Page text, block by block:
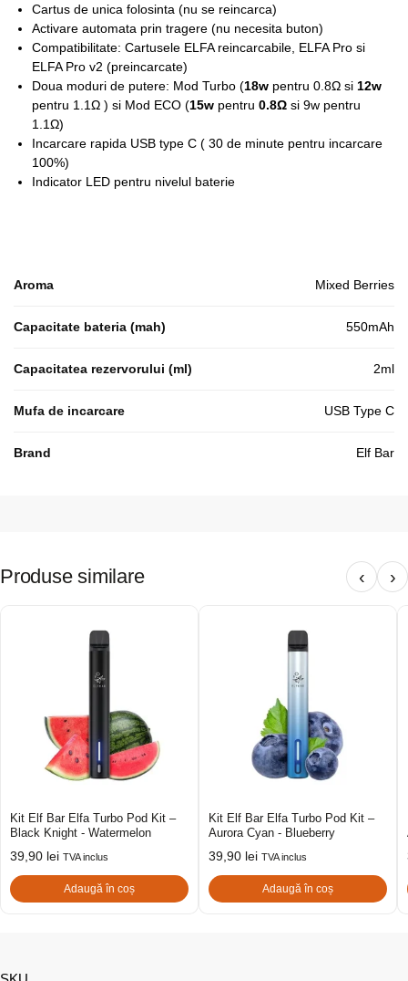
Cartus de unica folosinta (nu se reincarca)
Activare automata prin tragere (nu necesita buton)
Compatibilitate: Cartusele ELFA reincarcabile, ELFA Pro si
ELFA Pro v2 (preincarcate)
Doua moduri de putere: Mod Turbo (18w pentru 0.8Ω si 12w
pentru 1.1Ω ) si Mod ECO (15w pentru 0.8Ω si 9w pentru
1.1Ω)
Incarcare rapida USB type C ( 30 de minute pentru incarcare
100%)
Indicator LED pentru nivelul baterie
Aroma Mixed Berries
Capacitate bateria (mah) 550mAh
Capacitatea rezervorului (ml) 2ml
Mufa de incarcare USB Type C
Brand Elf Bar
Produse similare ‹ ›
Kit Elf Bar Elfa Turbo Pod Kit –
Black Knight - Watermelon
39,90 lei TVA inclus
Adaugă în coș
Kit Elf Bar Elfa Turbo Pod Kit –
Aurora Cyan - Blueberry
39,90 lei TVA inclus
Adaugă în coș